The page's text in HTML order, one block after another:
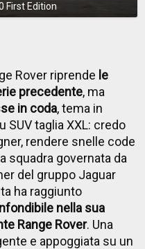
First Edition
Rover riprende le
precedente, ma
in coda, tema in
SUV taglia XXL: credo
rendere snelle code
squadra governata da
del gruppo Jaguar
ha raggiunto
nella sua
Range Rover. Una
e appoggiata su un